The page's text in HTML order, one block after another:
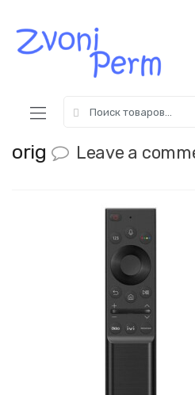
navigation
содержимому
for:
orig Leave a